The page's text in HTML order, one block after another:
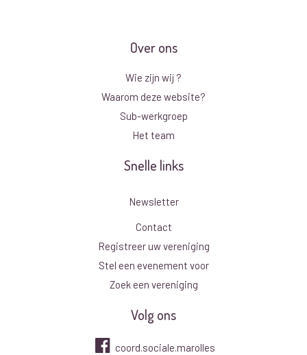
Over ons
Wie zijn wij ?
Waarom deze website?
Sub-werkgroep
Het team
Snelle links
Newsletter
Contact
Registreer uw vereniging
Stel een evenement voor
Zoek een vereniging
Volg ons
coord.sociale.marolles